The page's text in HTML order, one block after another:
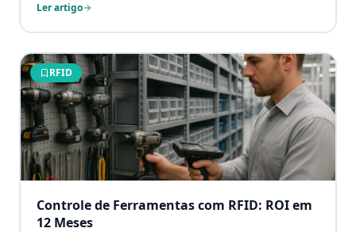
cana, pecuária e grãos.
Ler artigo
RFID
Controle de Ferramentas com RFID: ROI em
12 Meses